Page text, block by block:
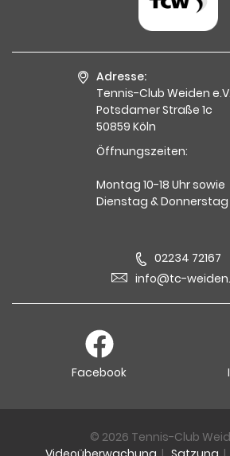
Adresse:
Tennis-Club Weiden e.V.
Potsdamer Straße 1c
50859 Köln
Öffnungszeiten:
Montag 10-18 Uhr sowie
Dienstag & Donnerstag
02234 72167
info@tc-
Facebook
© 2026 Tennis-Club